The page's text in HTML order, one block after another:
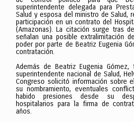
superintendente delegada para
Salud y esposa del ministro de Salud,
participación en un contrato del
(Amazonas). La citación surge tras
señalan una posible extralimitación
poder por parte de Beatriz Eugenia
contratación.
Además de Beatriz Eugenia
superintendente nacional de Salud,
Congreso solicitó información sobre
su nombramiento, eventuales
habido presiones desde su
hospitalarios para la firma de
años.